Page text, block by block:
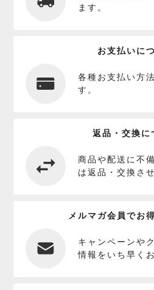
ます。
お支払いに
各種お支払い方
す。
返品・交換に
商品や配送に不
は返品・交換さ
メルマガ会員でお
キャンペーンや
情報をいち早く